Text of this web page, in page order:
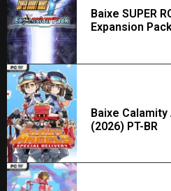
Baixe SUPER
Expansion
Baixe
(2026) PT-BR